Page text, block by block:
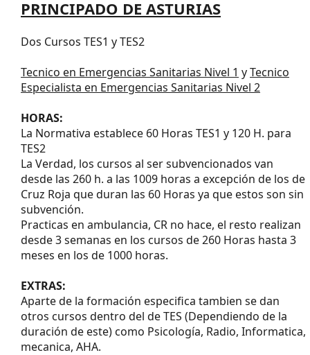
PRINCIPADO DE ASTURIAS
Dos Cursos TES1 y TES2
Tecnico en Emergencias Sanitarias Nivel 1 yTecnico
Especialista en Emergencias Sanitarias Nivel 2
HORAS:
La Normativa establece 60 Horas TES1 y 120 H. para
TES2
La Verdad, los cursos al ser subvencionados van
desde las 260 h. a las 1009 horas a excepción de los de
Cruz Roja que duran las 60 Horas ya que estos son sin
subvención.
Practicas en ambulancia, CR no hace, el resto realizan
desde 3 semanas en los cursos de 260 Horas hasta 3
meses en los de 1000 horas.
EXTRAS:
Aparte de la formación especifica tambien se dan
otros cursos dentro del de TES (Dependiendo de la
duración de este) como Psicología, Radio, Informatica,
mecanica, AHA.